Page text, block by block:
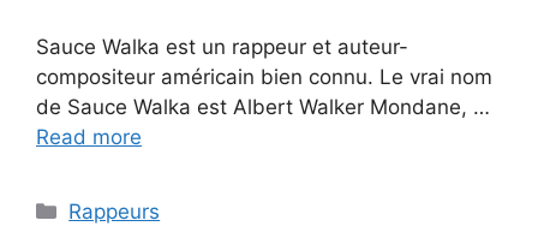
Sauce Walka est un rappeur et auteur-
compositeur américain bien connu. Le vrai nom
de Sauce Walka est Albert Walker Mondane, …
Read more
Categories
Rappeurs